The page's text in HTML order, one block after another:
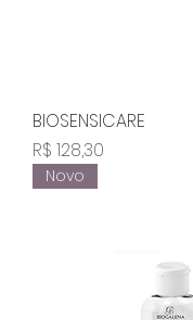
BIOSENSICARE
Preço
R$ 128,30
Novo